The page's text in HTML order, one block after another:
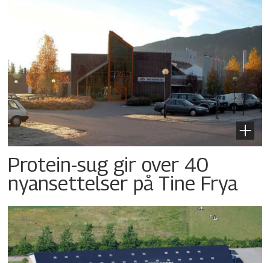
Protein-sug gir over 40
nyansettelser på Tine Frya